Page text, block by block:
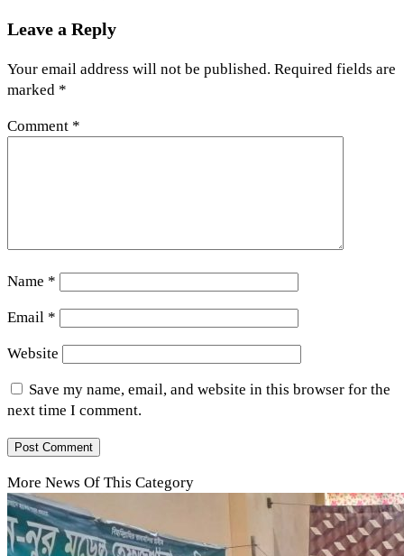
Leave a Reply
Your email address will not be published. Required fields are
marked *
Comment *
Name *
Email *
Website
Save my name, email, and website in this browser for the
next time I comment.
More News Of This Category